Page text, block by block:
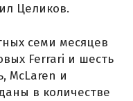
Целиков.
семи месяцев
Ferrari и шесть
McLaren и
в количестве